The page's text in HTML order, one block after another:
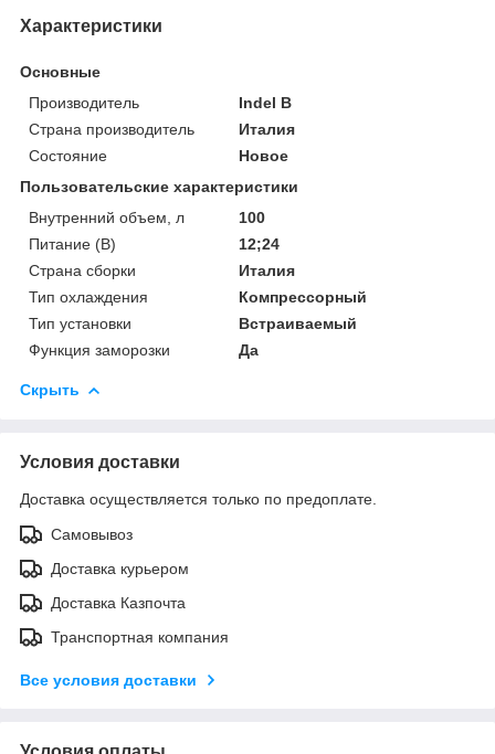
Характеристики
Основные
Производитель
Indel B
Страна производитель
Италия
Состояние
Новое
Пользовательские характеристики
Внутренний объем, л
100
Питание (В)
12;24
Страна сборки
Италия
Тип охлаждения
Компрессорный
Тип установки
Встраиваемый
Функция заморозки
Да
Скрыть
Условия доставки
Доставка осуществляется только по предоплате.
Самовывоз
Доставка курьером
Доставка Казпочта
Транспортная компания
Все условия доставки